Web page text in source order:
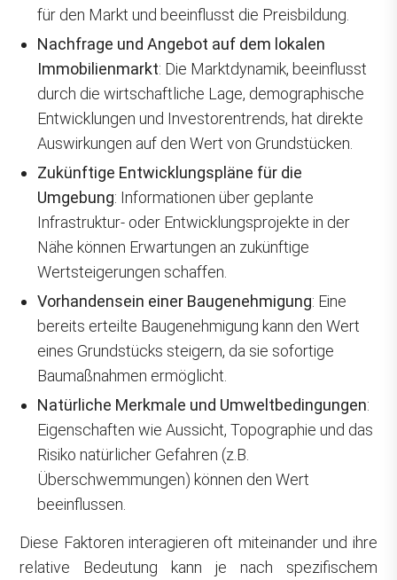
für den Markt und beeinflusst die Preisbildung.
Nachfrage und Angebot auf dem lokalen
Immobilienmarkt: Die Marktdynamik, beeinflusst
durch die wirtschaftliche Lage, demographische
Entwicklungen und Investorentrends, hat direkte
Auswirkungen auf den Wert von Grundstücken.
Zukünftige Entwicklungspläne für die
Umgebung: Informationen über geplante
Infrastruktur- oder Entwicklungsprojekte in der
Nähe können Erwartungen an zukünftige
Wertsteigerungen schaffen.
Vorhandensein einer Baugenehmigung: Eine
bereits erteilte Baugenehmigung kann den Wert
eines Grundstücks steigern, da sie sofortige
Baumaßnahmen ermöglicht.
Natürliche Merkmale und Umweltbedingungen:
Eigenschaften wie Aussicht, Topographie und das
Risiko natürlicher Gefahren (z.B.
Überschwemmungen) können den Wert
beeinflussen.
Diese Faktoren interagieren oft miteinander und ihre
relative Bedeutung kann je nach spezifischem